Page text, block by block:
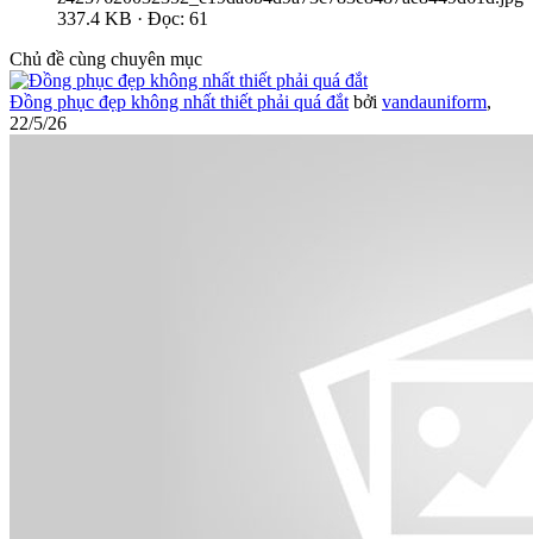
337.4 KB · Đọc: 61
Chủ đề cùng chuyên mục
Đồng phục đẹp không nhất thiết phải quá đắt bởi vandauniform,
22/5/26